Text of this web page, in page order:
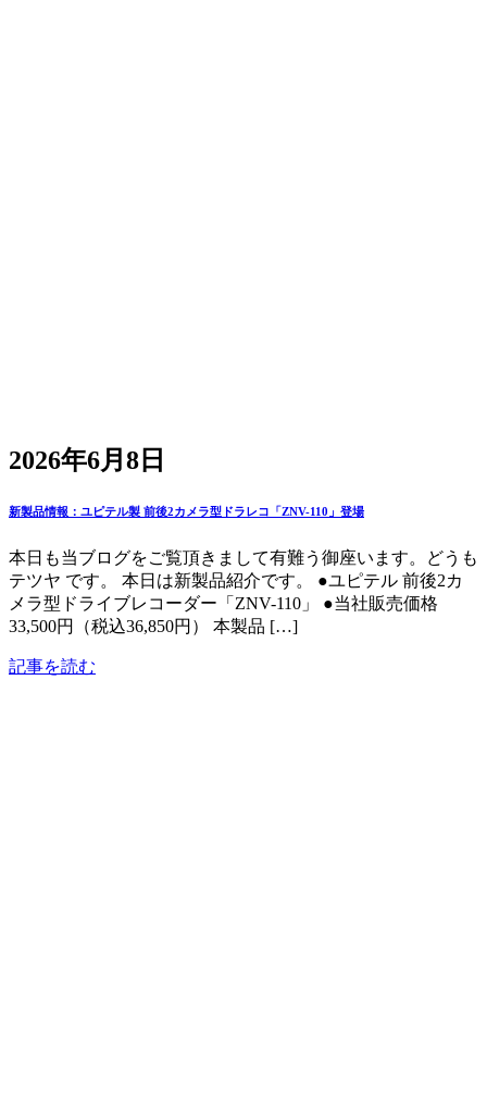
2026年6月8日
新製品情報：ユピテル製 前後2カメラ型ドラレコ「ZNV-110」登場
本日も当ブログをご覧頂きまして有難う御座います。どうも
テツヤ です。 本日は新製品紹介です。 ●ユピテル 前後2カ
メラ型ドライブレコーダー「ZNV-110」 ●当社販売価格
33,500円（税込36,850円） 本製品 […]
記事を読む